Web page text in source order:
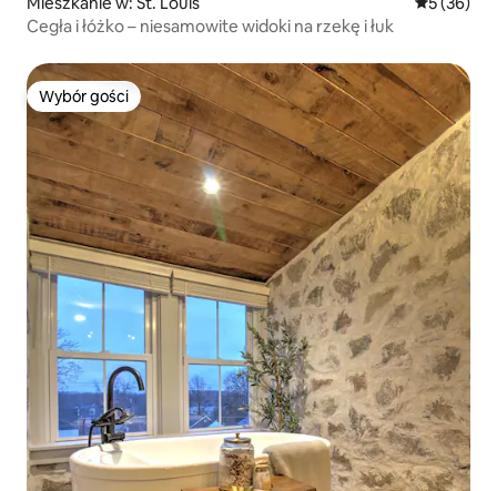
Cegła i łóżko – niesamowite widoki na rzekę i łuk
Wybór gości
Wybór gości